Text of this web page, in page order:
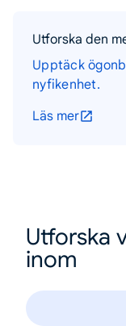
Utforska den
Upptäck
nyfikenhet.
Läs mer
Utforska
inom